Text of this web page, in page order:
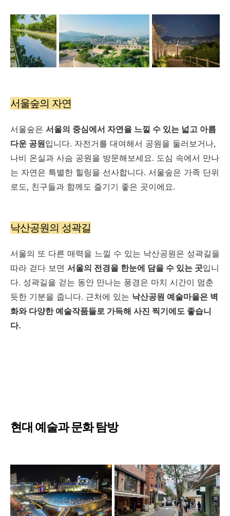
서울숲의 자연
서울숲은 서울의 중심에서 자연을 느낄 수 있는 넓고 아름
다운 공원입니다. 자전거를 대여해서 공원을 둘러보거나,
나비 온실과 사슴 공원을 방문해보세요. 도심 속에서 만나
는 자연은 특별한 힐링을 선사합니다. 서울숲은 가족 단위
로도, 친구들과 함께도 즐기기 좋은 곳이에요.
낙산공원의 성곽길
서울의 또 다른 매력을 느낄 수 있는 낙산공원은 성곽길을
따라 걷다 보면 서울의 전경을 한눈에 담을 수 있는 곳입니
다. 성곽길을 걷는 동안 만나는 풍경은 마치 시간이 멈춘
듯한 기분을 줍니다. 근처에 있는 낙산공원 예술마을은 벽
화와 다양한 예술작품들로 가득해 사진 찍기에도 좋습니
다.
현대 예술과 문화 탐방